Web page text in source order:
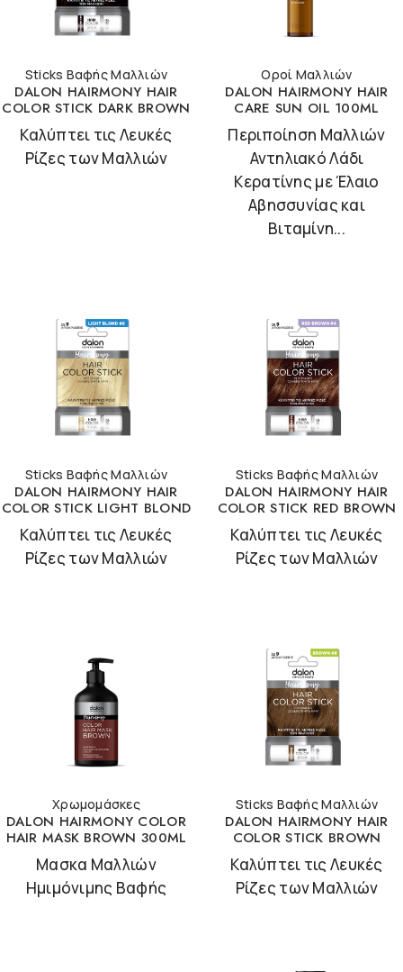
Sticks Βαφής Μαλλιών
DALON HAIRMONY HAIR
COLOR STICK DARK BROWN
Καλύπτει τις Λευκές
Ρίζες των Μαλλιών
Οροί Μαλλιών
DALON HAIRMONY HAIR
CARE SUN OIL 100ML
Περιποίηση Μαλλιών
Αντηλιακό Λάδι
Κερατίνης με Έλαιο
Αβησσυνίας και
Βιταμίνη...
Sticks Βαφής Μαλλιών
DALON HAIRMONY HAIR
COLOR STICK LIGHT BLOND
Καλύπτει τις Λευκές
Ρίζες των Μαλλιών
Sticks Βαφής Μαλλιών
DALON HAIRMONY HAIR
COLOR STICK RED BROWN
Καλύπτει τις Λευκές
Ρίζες των Μαλλιών
Χρωμομάσκες
DALON HAIRMONY COLOR
HAIR MASK BROWN 300ML
Μασκα Μαλλιών
Ημιμόνιμης Βαφής
Sticks Βαφής Μαλλιών
DALON HAIRMONY HAIR
COLOR STICK BROWN
Καλύπτει τις Λευκές
Ρίζες των Μαλλιών